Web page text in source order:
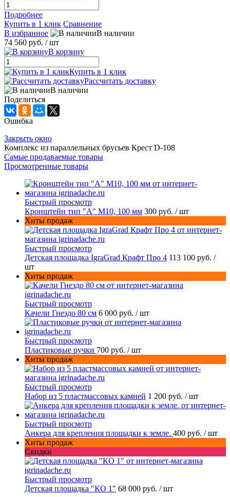
Подробнее
Купить в 1 клик Сравнение
В избранное
В наличии
74 560 руб. / шт
В корзину
Купить в 1 клик
Рассчитать доставку
В наличии
Поделиться
Ошибка
Закрыть окно
Комплекс из параллельных брусьев Крест D-108
Самые продаваемые товары
Просмотренные товары
Быстрый просмотр
Кронштейн тип "A" M10, 100 мм 300 руб. / шт
Хиты продаж
Быстрый просмотр
Детская площадка IgraGrad Крафт Про 4 113 100 руб. /
шт
Хиты продаж
Быстрый просмотр
Качели Гнездо 80 см 6 000 руб. / шт
Быстрый просмотр
Пластиковые ручки 700 руб. / шт
Хиты продаж
Быстрый просмотр
Набор из 5 пластмассовых камней 1 200 руб. / шт
Быстрый просмотр
Анкера для крепления площадки к земле. 400 руб. / шт
Хиты продаж
Скидки
Быстрый просмотр
Детская площадка "КО 1" 68 000 руб. / шт